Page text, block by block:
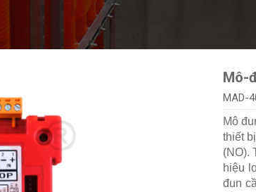
Mô-
MAD-
Mô
thiết
(NO).
hiệu
đun